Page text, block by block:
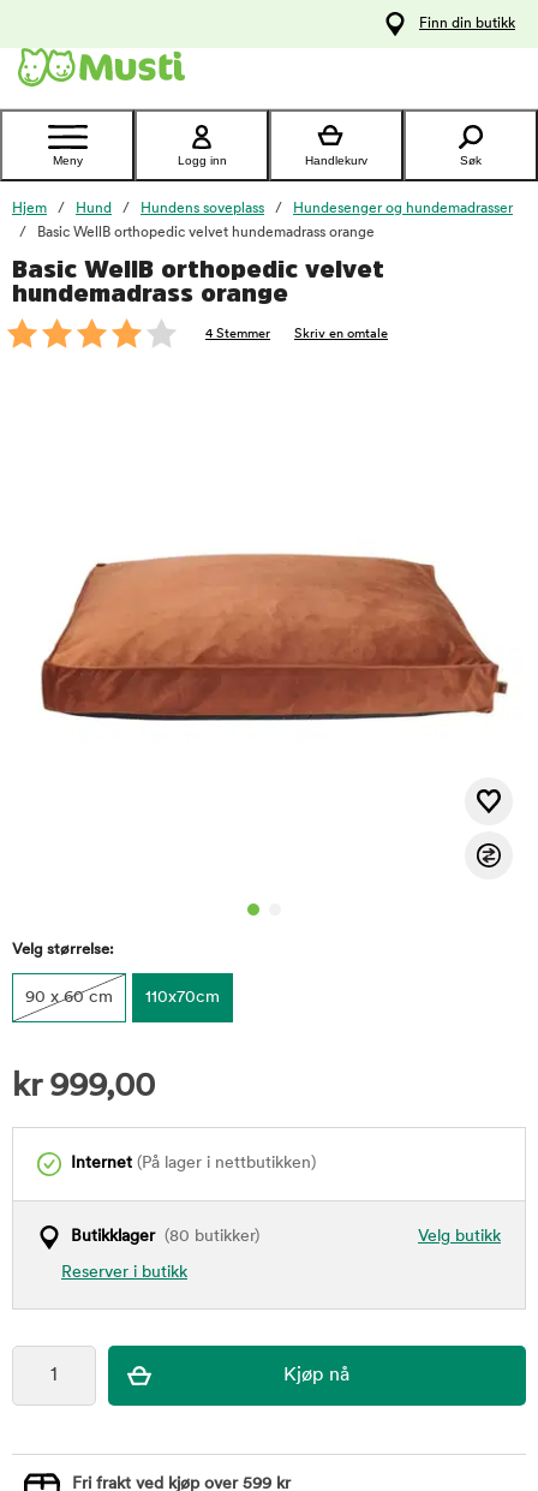
Kontakt
kundeservice
Finn din butikk
Meny Logg inn Handlekurv Søk
Hjem Hund Hundens soveplass
Hundesenger og hundemadrasser
Basic WellB orthopedic velvet hundemadrass orange
Basic WellB orthopedic velvet
hundemadrass orange
4 Stemmer Skriv en omtale
Velg størrelse:
90 x 60 cm 110x70cm
kr 999,00
Internet (På lager i nettbutikken)
Velg butikk
Butikklager(80 butikker)
Reserver i butikk
foo
Fri frakt ved kjøp over 599 kr